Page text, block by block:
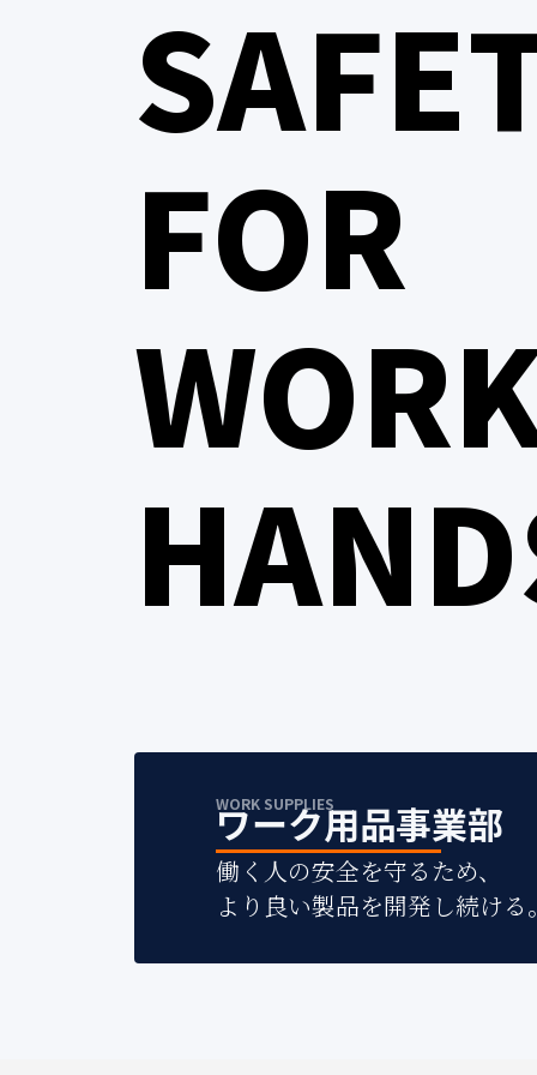
FOR
WORK SUPPLIES
ワーク用品事業部
働く人の安全を守るため、
より良い製品を開発し続ける